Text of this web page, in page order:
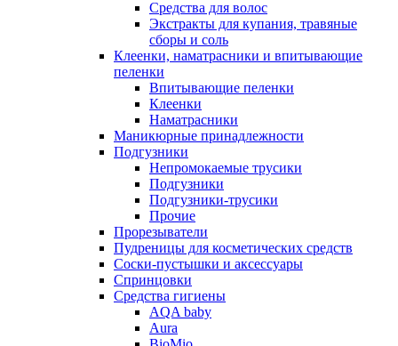
Средства для волос
Экстракты для купания, травяные
сборы и соль
Клеенки, наматрасники и впитывающие
пеленки
Впитывающие пеленки
Клеенки
Наматрасники
Маникюрные принадлежности
Подгузники
Непромокаемые трусики
Подгузники
Подгузники-трусики
Прочие
Прорезыватели
Пудреницы для косметических средств
Соски-пустышки и аксессуары
Спринцовки
Средства гигиены
AQA baby
Aura